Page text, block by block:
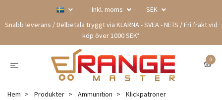
Inkl. moms
SEK
Snabb leverans / Delbetala tryggt via KLARNA - SVEA - NETS / Fri frakt vid
köp över 1000 SEK*
0
Hem Produkter Ammunition
Klickpatroner